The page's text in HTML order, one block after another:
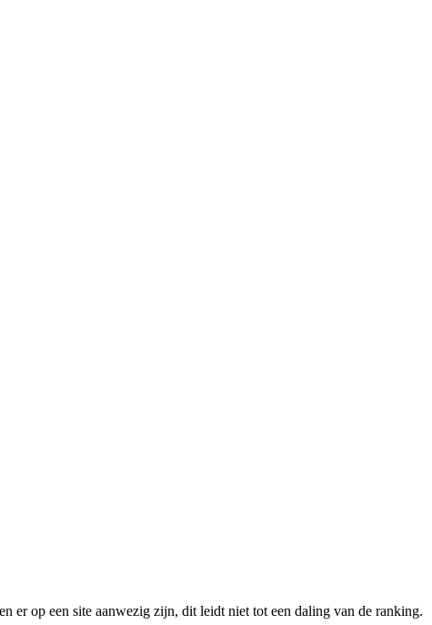
er op een site aanwezig zijn, dit leidt niet tot een daling van de ranking.